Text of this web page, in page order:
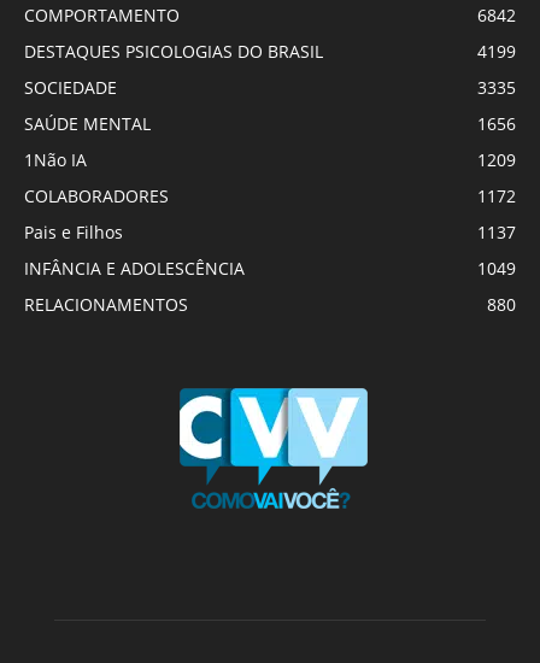
COMPORTAMENTO
6842
DESTAQUES PSICOLOGIAS DO BRASIL
4199
SOCIEDADE
3335
SAÚDE MENTAL
1656
1Não IA
1209
COLABORADORES
1172
Pais e Filhos
1137
INFÂNCIA E ADOLESCÊNCIA
1049
RELACIONAMENTOS
880